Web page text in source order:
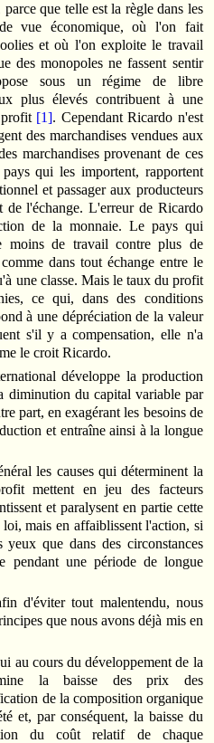
que telle est la règle dans les
vue économique, où l'on fait
et où l'on exploite le travail
des monopoles ne fassent sentir
sous un régime de libre
plus élevés contribuent à une
[1]. Cependant Ricardo n'est
des marchandises vendues aux
marchandises provenant de ces
qui les importent, rapportent
et passager aux producteurs
l'échange. L'erreur de Ricardo
de la monnaie. Le pays qui
moins de travail contre plus de
dans tout échange entre le
une classe. Mais le taux du profit
ce qui, dans des conditions
à une dépréciation de la valeur
s'il y a compensation, elle n'a
le croit Ricardo.
développe la production
diminution du capital variable par
part, en exagérant les besoins de
et entraîne ainsi à la longue
les causes qui déterminent la
mettent en jeu des facteurs
et paralysent en partie cette
mais en affaiblissent l'action, si
que dans des circonstances
pendant une période de longue
d'éviter tout malentendu, nous
que nous avons déjà mis en
au cours du développement de la
la baisse des prix des
de la composition organique
et, par conséquent, la baisse du
du coût relatif de chaque